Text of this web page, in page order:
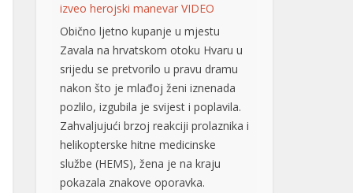
izveo herojski manevar VIDEO
Obično ljetno kupanje u mjestu
Zavala na hrvatskom otoku Hvaru u
srijedu se pretvorilo u pravu dramu
nakon što je mlađoj ženi iznenada
pozlilo, izgubila je svijest i poplavila.
Zahvaljujući brzoj reakciji prolaznika i
helikopterske hitne medicinske
službe (HEMS), žena je na kraju
pokazala znakove oporavka.